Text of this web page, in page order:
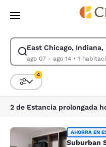
Pasar A Contenido
East Chicago, Indiana,
ago 07 - ago 14•
Modificar la búsqueda de
Ordenar y filtrar
4
Suburban AHORRA EN
Suburban